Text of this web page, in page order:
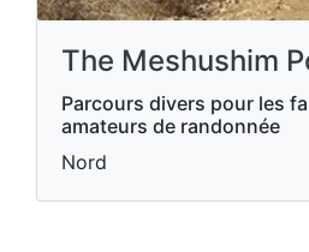
The Meshushim
Parcours divers pour les
amateurs de randonnée
Nord